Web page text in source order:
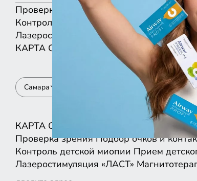
Проверка зрения Подбор очков и
Контроль детской миопии
Прием
Лазеростимуляция «ЛАСТ»
КАРТА СПИСКОМ
Самара
КАРТА СПИСКОМ
Проверка зрения Подбор очков и
Контроль детской миопии Прием
Лазеростимуляция «ЛАСТ»